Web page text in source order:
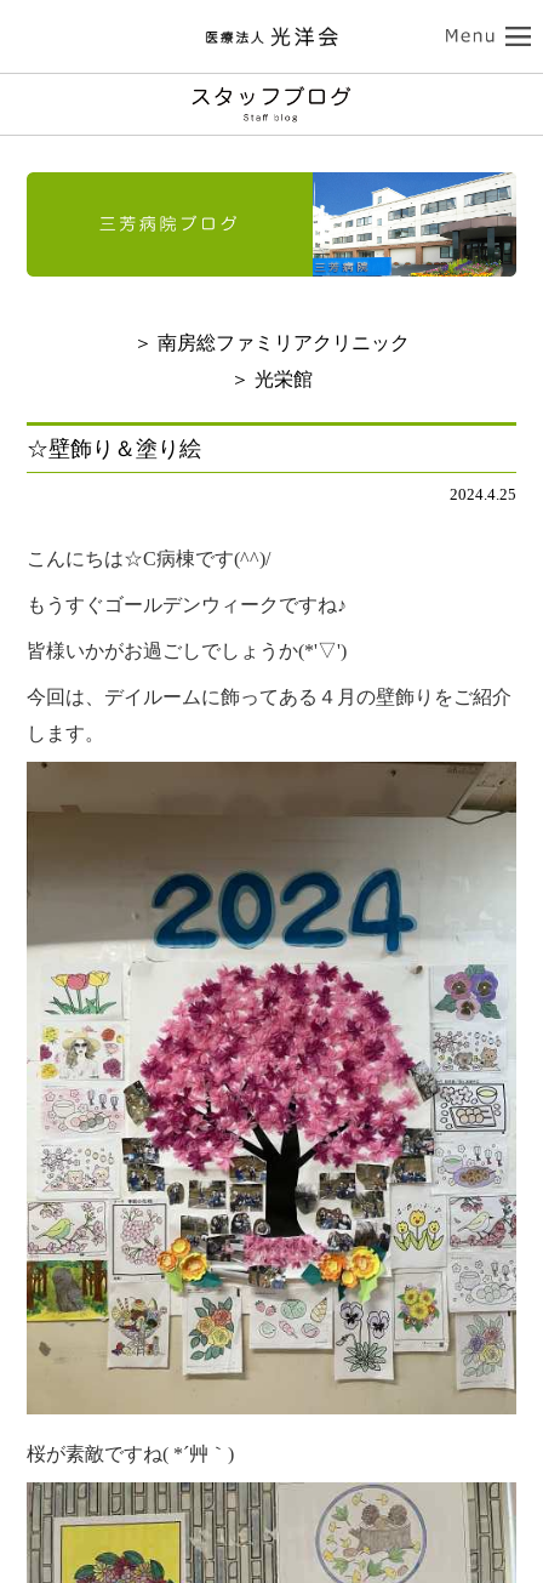
ココロの健康
三芳病院
トップ 外来受診のご案内
訪問看護のご案内
南房総ファミリアクリニック
診療のご案内
クリニックのご案内
アクセス
介護サービス
介護老人保健施設 光栄館
リハビリテーション
レクリエーション
スタッフブログ
三芳地域在宅介護相談 【三芳地域介護支援センター】
光洋会の取組
光洋会グループ
スタッフブログ
採用情報
光洋会の四季 三芳野会
お問い合せ
＞ 南房総ファミリアクリニック
＞ 光栄館
☆壁飾り＆塗り絵
2024.4.25
こんにちは☆C病棟です(^^)/
もうすぐゴールデンウィークですね♪
皆様いかがお過ごしでしょうか(*'▽')
今回は、デイルームに飾ってある４月の壁飾りをご紹介
します。
桜が素敵ですね( *´艸｀)